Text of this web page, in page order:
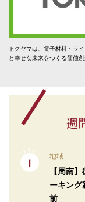
トクヤマは、電子材料・ラ
と幸せな未来をつくる価値創
週
地域
【周南
ーキン
前